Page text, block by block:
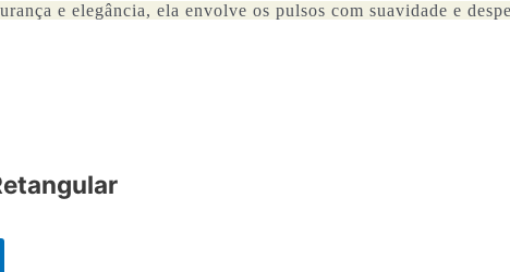
e elegância, ela envolve os pulsos com suavidade e